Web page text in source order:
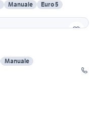
Manuale
Euro 5
Manuale